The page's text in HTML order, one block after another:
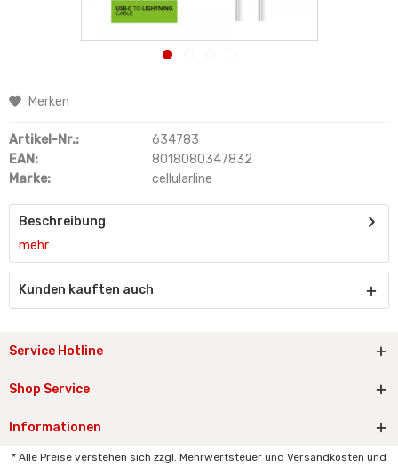
Merken
Artikel-Nr.:
634783
EAN:
8018080347832
Marke:
cellularline
Beschreibung
mehr
Kunden kauften auch
Service Hotline
Shop Service
Informationen
* Alle Preise verstehen sich zzgl. Mehrwertsteuer und Versandkosten und